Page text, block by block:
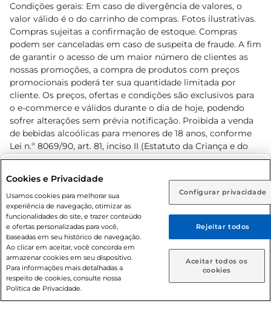
Rio de Janeiro (RJ) Goiás (GO)
Ou
Caso queira comprar online, informe como deseja receber
suas compras:
Entrega em casa Retire em Loja
Condições gerais: Em caso de divergência de valores, o
valor válido é o do carrinho de compras. Fotos ilustrativas.
Compras sujeitas a confirmação de estoque. Compras
podem ser canceladas em caso de suspeita de fraude. A fim
de garantir o acesso de um maior número de clientes as
nossas promoções, a compra de produtos com preços
promocionais poderá ter sua quantidade limitada por
cliente. Os preços, ofertas e condições são exclusivos para
o e-commerce e válidos durante o dia de hoje, podendo
sofrer alterações sem prévia notificação. Proibida a venda
de bebidas alcoólicas para menores de 18 anos, conforme
Lei n.º 8069/90, art. 81, inciso II (Estatuto da Criança e do
Adolescente). Preços e condições exclusivos para o
prévio. O valor mínimo para as compras on-line é de R$
80,00.
© 2026 Copyright. Todos os direitos
reservados Prezunic.
Cookies e Privacidade
Usamos cookies para melhorar sua
experiência de navegação, otimizar as
funcionalidades do site, e trazer conteúdo
e ofertas personalizadas para você,
baseadas em seu histórico de navegação.
Ao clicar em aceitar, você concorda em
armazenar cookies em seu dispositivo.
Para informações mais detalhadas a
respeito de cookies, consulte nossa
Política de Privacidade.
Configurar privacidade
Rejeitar todos
Aceitar todos os
cookies